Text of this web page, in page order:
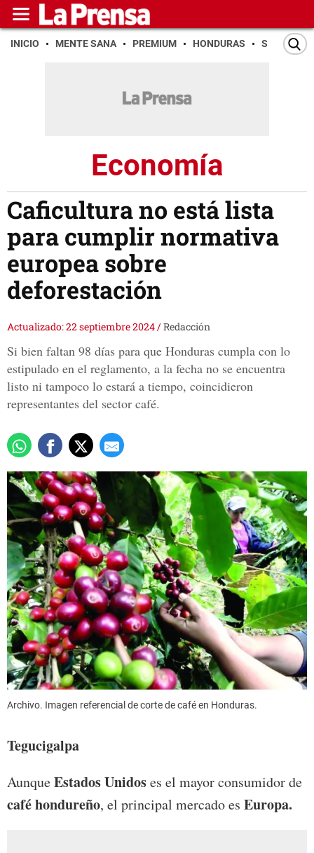
INICIO MENTE SANA PREMIUM HONDURAS SAN PEDRO
Economía
Caficultura no está lista
para cumplir normativa
europea sobre
deforestación
Actualizado: 22 septiembre 2024/Redacción
Si bien faltan 98 días para que Honduras cumpla con lo
estipulado en el reglamento, a la fecha no se encuentra
listo ni tampoco lo estará a tiempo, coincidieron
representantes del sector café.
Archivo. Imagen referencial de corte de café en Honduras.
Tegucigalpa
AunqueEstados Unidoses el mayor consumidor de
café hondureño, el principal mercado es Europa.